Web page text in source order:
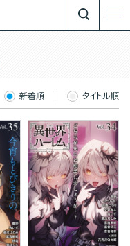
新着順 タイトル順